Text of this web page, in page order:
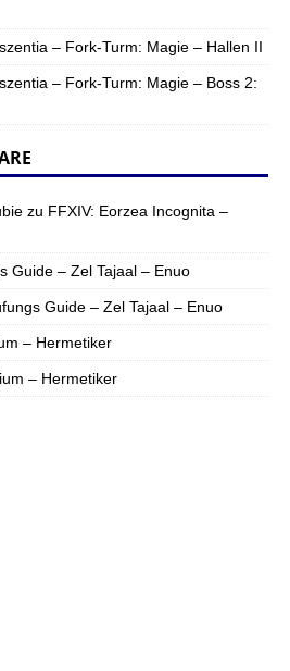
– Fork-Turm: Magie – Hallen II
– Fork-Turm: Magie – Boss 2:
zu FFXIV: Eorzea Incognita –
Guide – Zel Tajaal – Enuo
Guide – Zel Tajaal – Enuo
– Hermetiker
– Hermetiker